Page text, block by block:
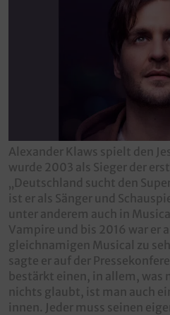
Alexander Klaws spielt den
wurde 2003 als Sieger der
„Deutschland sucht den
ist er als Sänger und
unter anderem auch in
Vampire und bis 2016 war er
gleichnamigen Musical zu
sagte er auf der
bestärkt einen, in allem, was
nichts glaubt, ist man auch
innen. Jeder muss seinen